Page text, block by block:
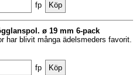
fp
ø 19 mm 6-pack
har blivit många ädelsmeders favorit.
fp